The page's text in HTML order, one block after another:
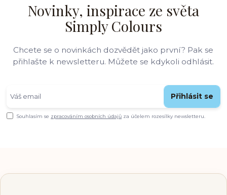
Novinky, inspirace ze světa
Simply Colours
Chcete se o novinkách dozvědět jako první? Pak se
přihlašte k newsletteru. Můžete se kdykoli odhlásit.
Přihlásit se
Souhlasím se zpracováním osobních údajů za účelem rozesílky newsletteru.